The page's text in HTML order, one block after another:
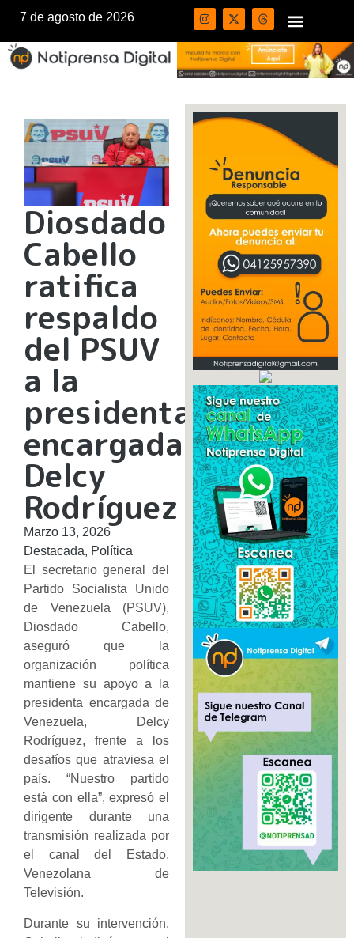
7 de agosto de 2026
Diosdado
Cabello
ratifica
respaldo
del PSUV
a la
presidenta
encargada
Delcy
Rodríguez
Marzo 13, 2026
Destacada, Política
El secretario general del
Partido Socialista Unido
de Venezuela (PSUV),
Diosdado Cabello,
aseguró que la
organización política
mantiene su apoyo a la
presidenta encargada de
Venezuela, Delcy
Rodríguez, frente a los
desafíos que atraviesa el
país. “Nuestro partido
está con ella”, expresó el
dirigente durante una
transmisión realizada por
el canal del Estado,
Venezolana de
Televisión.
Durante su intervención,